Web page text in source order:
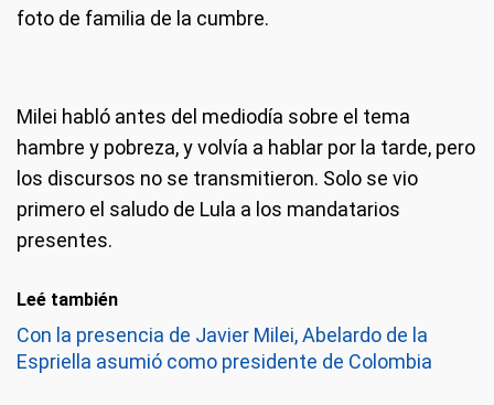
foto de familia de la cumbre.
Milei habló antes del mediodía sobre el tema
hambre y pobreza, y volvía a hablar por la tarde, pero
los discursos no se transmitieron. Solo se vio
primero el saludo de Lula a los mandatarios
presentes.
Leé también
Con la presencia de Javier Milei, Abelardo de la
Espriella asumió como presidente de Colombia